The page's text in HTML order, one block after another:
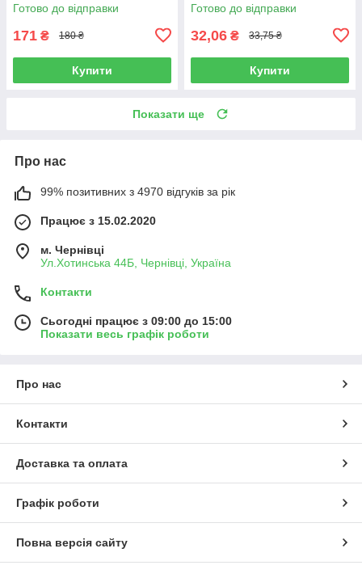
Готово до відправки
171 ₴ 180 ₴
Купити
Готово до відправки
32,06 ₴ 33,75 ₴
Купити
Показати ще
Про нас
99% позитивних з 4970 відгуків за рік
Працює з 15.02.2020
м. Чернівці
Ул.Хотинська 44Б, Чернівці, Україна
Контакти
Сьогодні працює з 09:00 до 15:00
Показати весь графік роботи
Про нас
Контакти
Доставка та оплата
Графік роботи
Повна версія сайту